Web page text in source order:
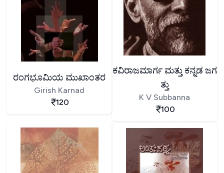
ರಂಗಭೂಮಿಯ ಮುಖಾಂತರ
Girish Karnad
120
ಕವಿರಾಜಮಾರ್ಗ ಮತ್ತು ಕನ್ನಡ ಜಗ
ತ್ತು
K V Subbanna
100